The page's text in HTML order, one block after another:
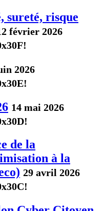
sureté, risque
février 2026
2026
14 mai 2026
de la
à la
29 avril 2026